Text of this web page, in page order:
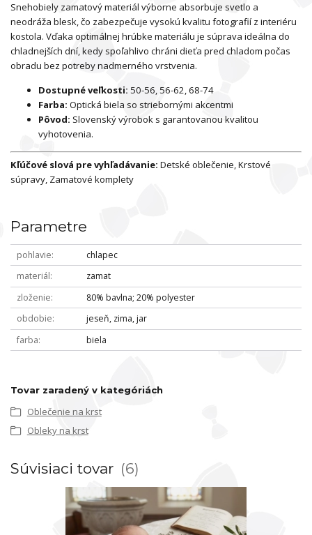
Snehobiely zamatový materiál výborne absorbuje svetlo a
neodráža blesk, čo zabezpečuje vysokú kvalitu fotografií z interiéru
kostola. Vďaka optimálnej hrúbke materiálu je súprava ideálna do
chladnejších dní, kedy spoľahlivo chráni dieťa pred chladom počas
obradu bez potreby nadmerného vrstvenia.
Dostupné veľkosti: 50-56, 56-62, 68-74
Farba: Optická biela so striebornými akcentmi
Pôvod: Slovenský výrobok s garantovanou kvalitou
vyhotovenia.
Kľúčové slová pre vyhľadávanie: Detské oblečenie, Krstové
súpravy, Zamatové komplety
Parametre
pohlavie
chlapec
materiál
zamat
zloženie
80% bavlna; 20% polyester
obdobie
jeseň, zima, jar
farba
biela
Tovar zaradený v kategóriách
Oblečenie na krst
Obleky na krst
Súvisiaci tovar 6